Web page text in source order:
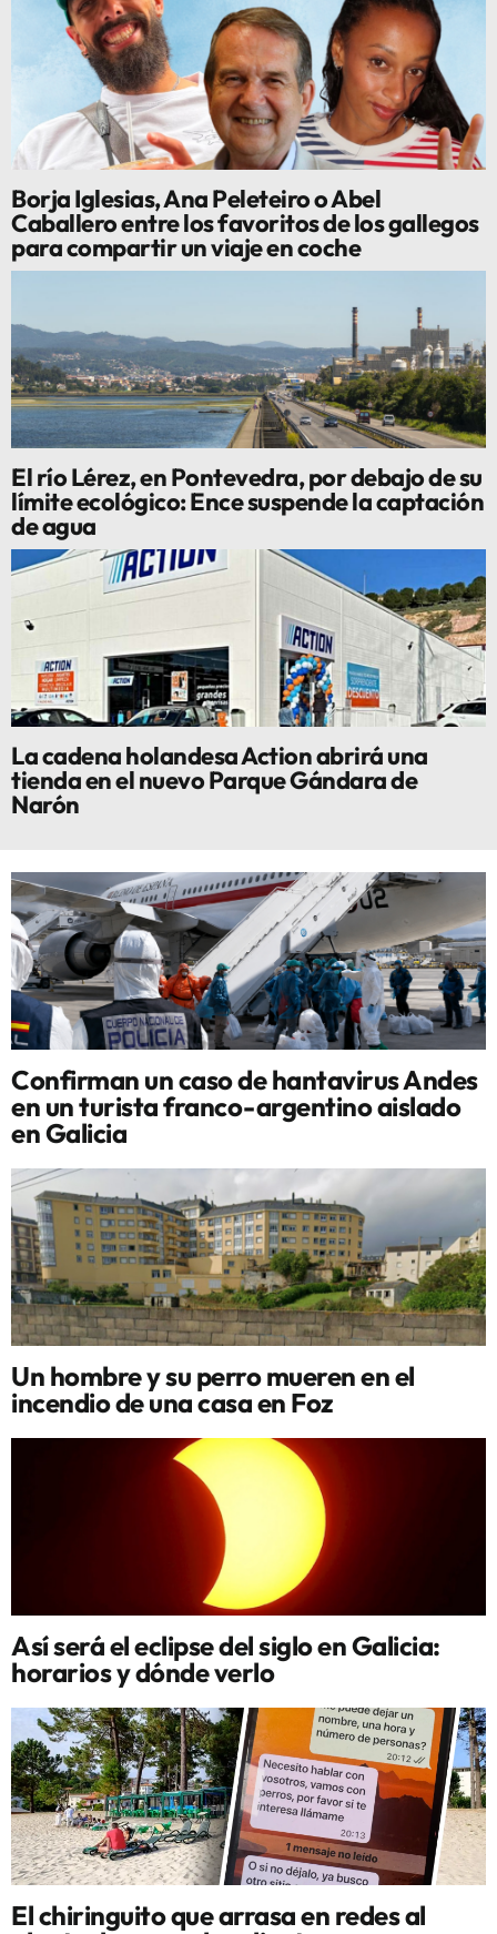
Borja Iglesias, Ana Peleteiro o Abel
Caballero entre los favoritos de los gallegos
para compartir un viaje en coche
El río Lérez, en Pontevedra, por debajo de su
límite ecológico: Ence suspende la captación
de agua
La cadena holandesa Action abrirá una
tienda en el nuevo Parque Gándara de
Narón
Confirman un caso de hantavirus Andes
en un turista franco-argentino aislado
en Galicia
Un hombre y su perro mueren en el
incendio de una casa en Foz
Así será el eclipse del siglo en Galicia:
horarios y dónde verlo
El chiringuito que arrasa en redes al